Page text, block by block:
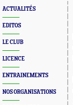
ACTUALITÉS
EDITOS
LE CLUB
LICENCE
ENTRAINEMENTS
NOS ORGANISATIONS